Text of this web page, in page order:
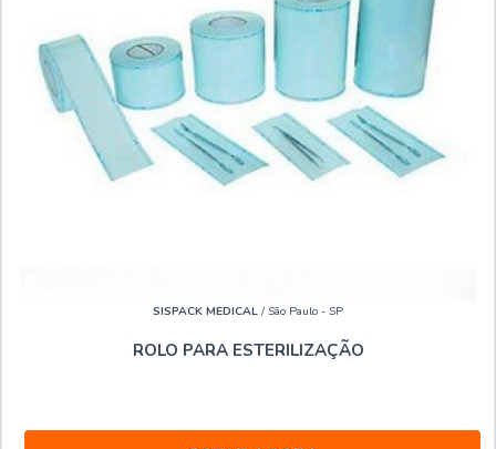
SISPACK MEDICAL / São Paulo - SP
ROLO PARA ESTERILIZAÇÃO